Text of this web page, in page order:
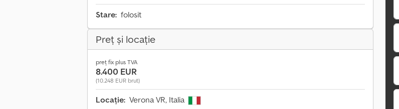
Stare: folosit
Preț și locație
preț fix plus TVA
8.400 EUR
(10.248 EUR brut)
Locație: Verona VR, Italia